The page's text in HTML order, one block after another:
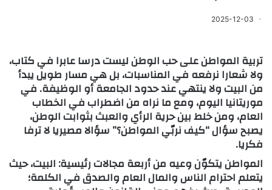
2025-12-03
تربية المواطن على حب الوطن ليست درسا عابرا في كتاب،
ولا شعارا نرفعه في المناسبات، بل هي مسار طويل يبدأ
من البيت ولا ينتهي عند حدود الجامعة أو الوظيفة. في
موريتانيا اليوم، ومع ما نراه من اضطراب في الخطاب
العام، ومن خلط بين حرية الرأي والعبث بثوابت الوطن،
يصبح سؤال “كيف نربّي المواطن؟” سؤالا مصيريا لا ترفا
فكريا.
المواطن يتكوّن وعيه من أربعة مجالات رئيسية: البيت، حيث
يتعلم احترام الناس والمال العام والصدق في الكلمة؛